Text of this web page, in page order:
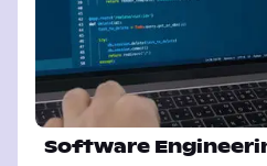
Software